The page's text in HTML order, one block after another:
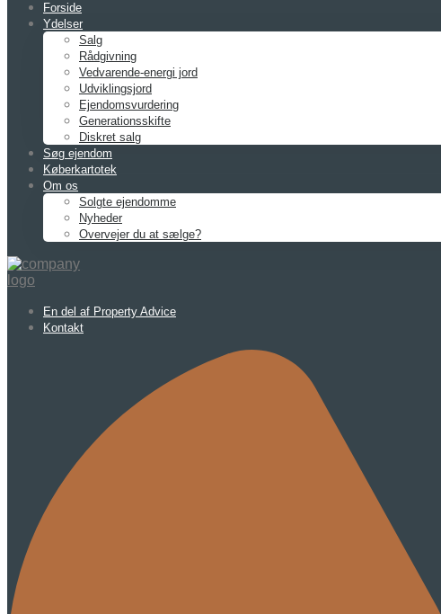
Forside
Ydelser
Salg
Rådgivning
Vedvarende-energi jord
Udviklingsjord
Ejendomsvurdering
Generationsskifte
Diskret salg
Søg ejendom
Køberkartotek
Om os
Solgte ejendomme
Nyheder
Overvejer du at sælge?
En del af Property Advice
Kontakt